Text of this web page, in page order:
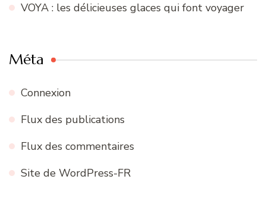
VOYA : les délicieuses glaces qui font voyager
Méta
Connexion
Flux des publications
Flux des commentaires
Site de WordPress-FR